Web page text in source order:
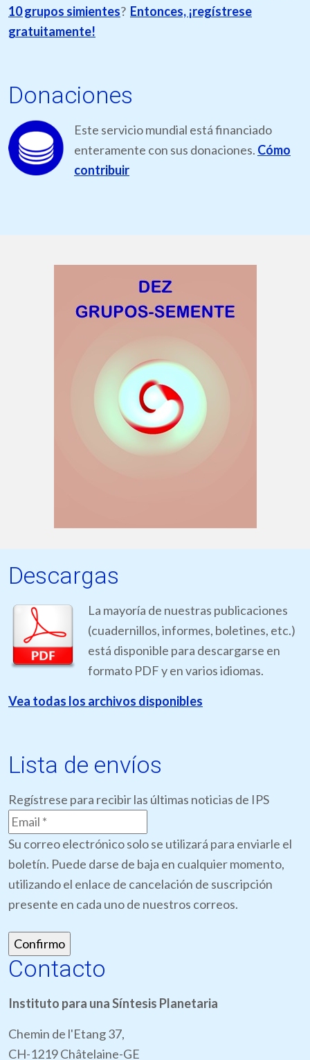
10 grupos simientes? Entonces, ¡regístrese
gratuitamente!
Donaciones
Este servicio mundial está financiado
enteramente con sus donaciones. Cómo
contribuir
Descargas
La mayoría de nuestras publicaciones
(cuadernillos, informes, boletines, etc.)
está disponible para descargarse en
formato PDF y en varios idiomas.
Vea todas los archivos disponibles
Lista de envíos
Regístrese para recibir las últimas noticias de IPS
Su correo electrónico solo se utilizará para enviarle el
boletín. Puede darse de baja en cualquier momento,
utilizando el enlace de cancelación de suscripción
presente en cada uno de nuestros correos.
Contacto
Instituto para una Síntesis Planetaria
Chemin de l'Etang 37,
CH-1219 Châtelaine-GE